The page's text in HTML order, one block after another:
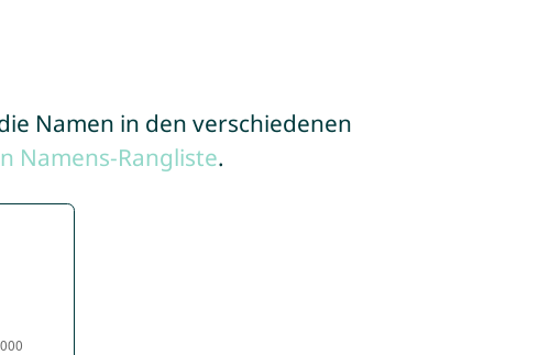
Namen in den verschiedenen
Namens-Rangliste.